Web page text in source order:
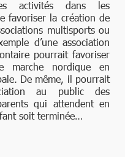
activités dans les
favoriser la création de
multisports ou
d’une association
pourrait favoriser
marche nordique en
De même, il pourrait
au public des
qui attendent en
soit terminée…